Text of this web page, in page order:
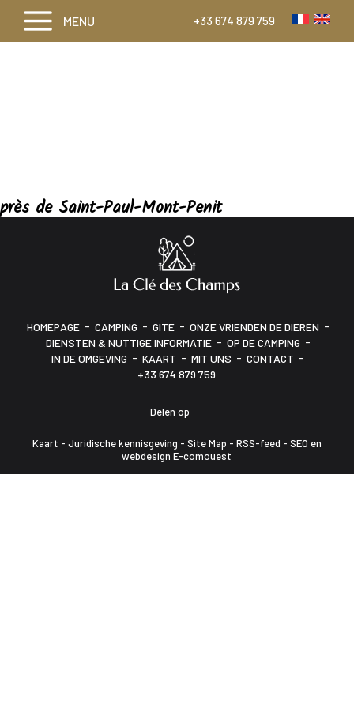
+33 674 879 759
MENU
près de Saint-Paul-Mont-Penit
HOMEPAGE - CAMPING - GITE - ONZE VRIENDEN DE DIEREN -
DIENSTEN & NUTTIGE INFORMATIE - OP DE CAMPING -
IN DE OMGEVING - KAART - MIT UNS - CONTACT -
+33 674 879 759
Delen op
Kaart - Juridische kennisgeving - Site Map - RSS-feed - SEO en
webdesign E-comouest